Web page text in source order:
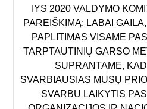
IYS 2020 VALDYMO
PAREIŠKIMĄ: LABAI
PAPLITIMAS VISAME
TARPTAUTINIŲ GARSO
SUPRANTAME,
SVARBIAUSIAS MŪSŲ
SVARBU LAIKYTIS